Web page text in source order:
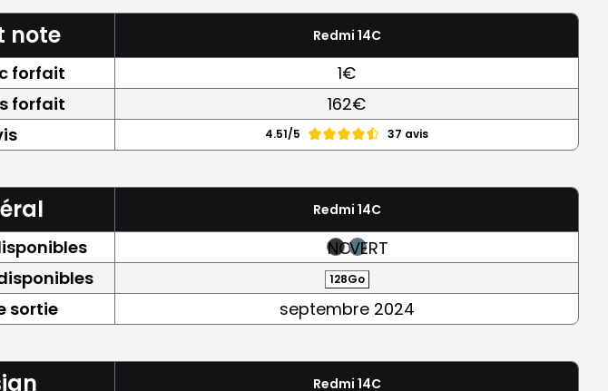
note Redmi 14C
forfait
1€
forfait 162€
4.51/5 37 avis
Redmi 14C
NOIRVERT
128Go
sortie septembre 2024
Redmi 14C